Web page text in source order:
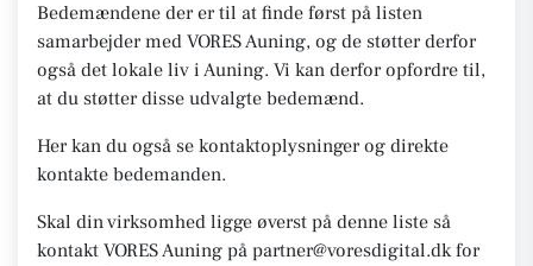
Bedemændene der er til at finde først på listen
samarbejder med VORES Auning, og de støtter derfor
også det lokale liv i Auning. Vi kan derfor opfordre til,
at du støtter disse udvalgte bedemænd.
Her kan du også se kontaktoplysninger og direkte
kontakte bedemanden.
Skal din virksomhed ligge øverst på denne liste så
kontakt VORES Auning på partner@voresdigital.dk for